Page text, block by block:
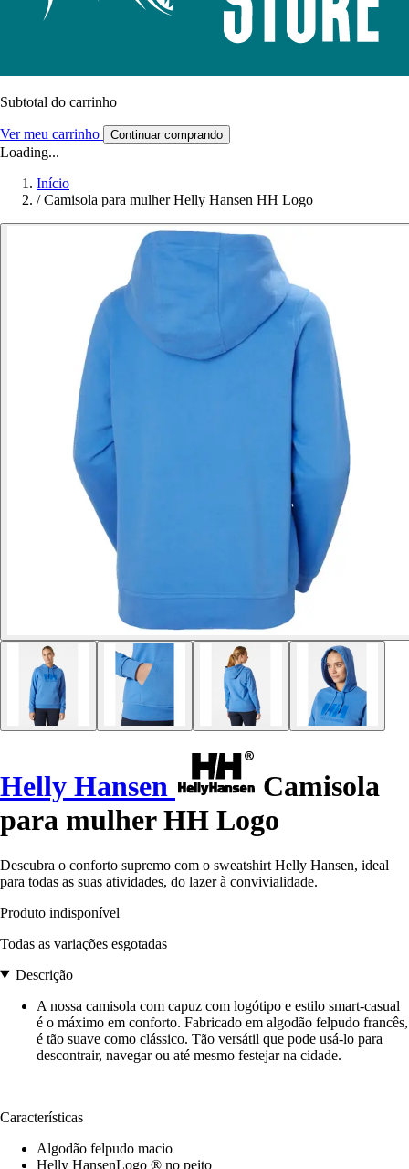
Subtotal do carrinho
Ver meu carrinho Continuar comprando
Loading...
Início
/ Camisola para mulher Helly Hansen HH Logo
Helly Hansen
Camisola
para mulher HH Logo
Descubra o conforto supremo com o sweatshirt Helly Hansen, ideal
para todas as suas atividades, do lazer à convivialidade.
Produto indisponível
Todas as variações esgotadas
Descrição
A nossa camisola com capuz com logótipo e estilo smart-casual
é o máximo em conforto. Fabricado em algodão felpudo francês,
é tão suave como clássico. Tão versátil que pode usá-lo para
descontrair, navegar ou até mesmo festejar na cidade.
Características
Algodão felpudo macio
Helly HansenLogo ® no peito